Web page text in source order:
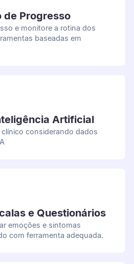
de Progresso
e monitore a rotina dos
baseadas em
Artificial
considerando dados
e Questionários
emoções e sintomas
com ferramenta adequada.